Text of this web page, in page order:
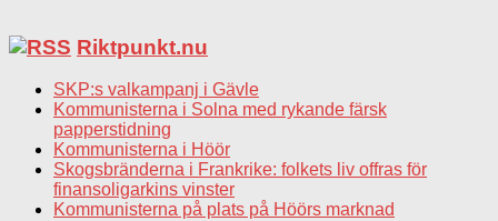
Riktpunkt.nu
SKP:s valkampanj i Gävle
Kommunisterna i Solna med rykande färsk
papperstidning
Kommunisterna i Höör
Skogsbränderna i Frankrike: folkets liv offras för
finansoligarkins vinster
Kommunisterna på plats på Höörs marknad